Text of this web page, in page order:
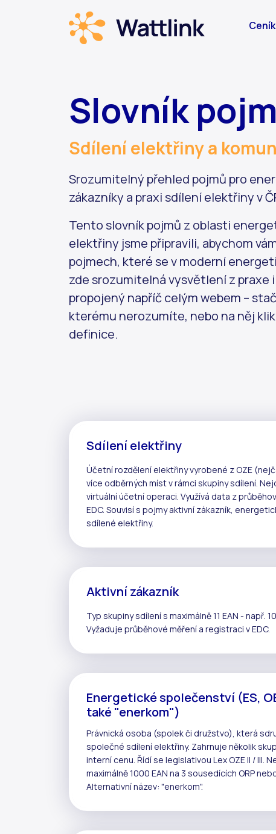
Ceník
Slovník
Sdílení elektřiny a
Srozumitelný přehled pojmů pro
zákazníky a praxi sdílení elektřiny v
Tento slovník pojmů z oblasti
elektřiny jsme připravili, abychom
pojmech, které se v moderní
zde srozumitelná vysvětlení z praxe
propojený napříč celým webem –
kterému nerozumíte, nebo na něj
definice.
Sdílení elektřiny
Účetní rozdělení elektřiny vyrobené z OZE
více odběrných míst v rámci skupiny sdílení.
virtuální účetní operaci. Využívá data z
EDC. Souvisí s pojmyaktivní zákazník,
sdílené elektřiny.
Aktivní zákazník
Typ skupiny sdílení s maximálně 11 EAN - např.
Vyžaduje průběhové měření a registraci vEDC.
Energetické společenství (ES,
také "enerkom")
Právnická osoba (spolek či družstvo), která
společné sdílení elektřiny. Zahrnuje několik
interní cenu. Řídí se legislativou Lex OZE II / III.
maximálně 1000 EAN na 3 sousedících ORP
Alternativní název: "enerkom".